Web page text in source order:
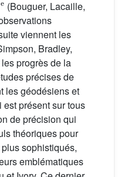
(Bouguer, Lacaille,
viennent les
Bradley,
progrès de la
précises de
les géodésiens et
présent sur tous
de précision qui
théoriques pour
sophistiqués,
emblématiques